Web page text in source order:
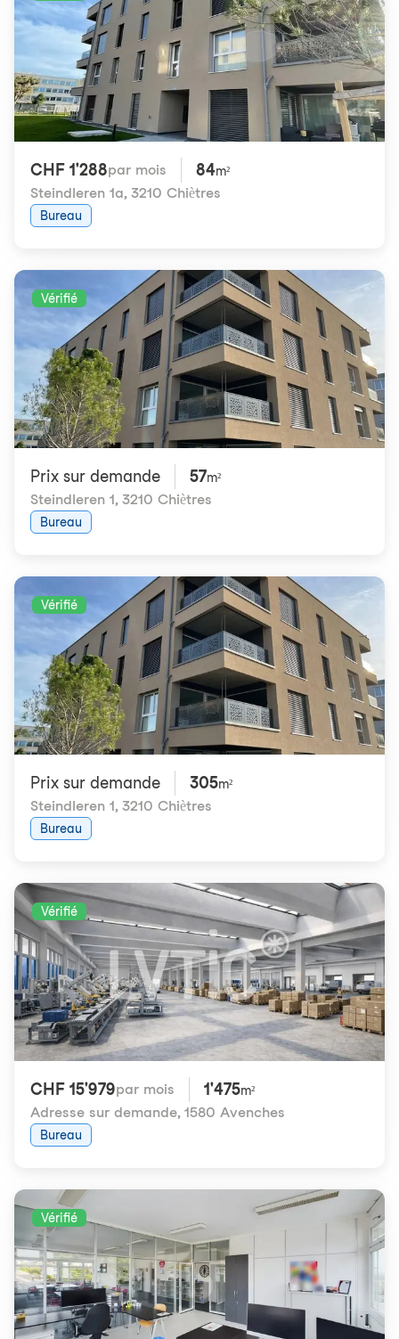
CHF 1'288par mois 84m²
Steindleren 1a, 3210 Chiètres
Bureau
Vérifié
Prix ​​sur demande 57m²
Steindleren 1, 3210 Chiètres
Bureau
Vérifié
Prix ​​sur demande 305m²
Steindleren 1, 3210 Chiètres
Bureau
Vérifié
CHF 15'979par mois 1'475m²
Adresse sur demande, 1580 Avenches
Bureau
Vérifié